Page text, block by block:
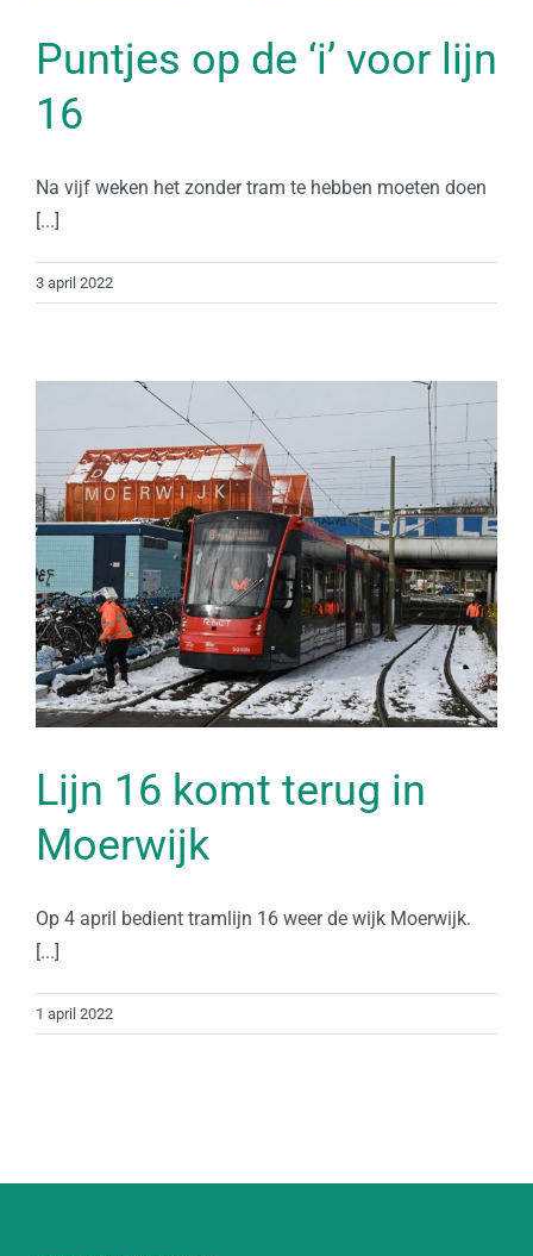
Puntjes op de ‘i’ voor lijn
16
Na vijf weken het zonder tram te hebben moeten doen
[...]
3 april 2022
Lijn 16 komt terug in
Moerwijk
Op 4 april bedient tramlijn 16 weer de wijk Moerwijk.
[...]
1 april 2022